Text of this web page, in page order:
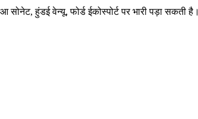
हुंडई वेन्यू, फोर्ड ईकोस्पोर्ट पर भारी पड़ा सकती है।